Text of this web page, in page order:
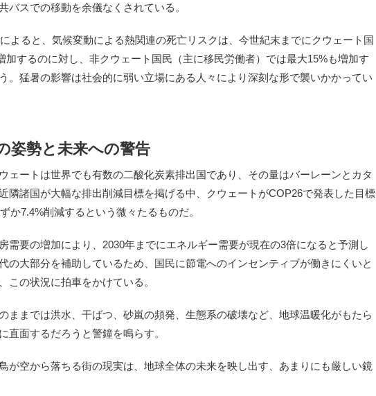
バスでの移動を余儀なくされている。
よると、気候変動による熱関連の死亡リスクは、今世紀末までにクウェート国
加するのに対し、非クウェート国民（主に移民労働者）では最大15%も増加す
。猛暑の影響は社会的に弱い立場にある人々により深刻な形で襲いかかってい
姿勢と未来への警告
ェートは世界でも有数の二酸化炭素排出国であり、その量はバーレーンとカタ
隣諸国が大幅な排出削減目標を掲げる中、クウェートがCOP26で発表した目標
か7.4%削減するという微々たるものだ。
需要の増加により、2030年までにエネルギー需要が現在の3倍になると予測し
の大部分を補助しているため、国民に節電へのインセンティブが働きにくいと
この状況に拍車をかけている。
ままでは洪水、干ばつ、砂嵐の頻発、生態系の破壊など、地球温暖化がもたら
直面するだろうと警鐘を鳴らす。
が空から落ちる街の現実は、地球全体の未来を映し出す、あまりにも厳しい鏡